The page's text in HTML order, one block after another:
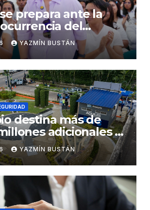
prepara ante la
del
de El Niño:
Nacional capacita a
YAZMÍN BUSTÁN
destina más de
adicionales a
EP para fortalecer la
ciudadana
YAZMÍN BUSTÁN